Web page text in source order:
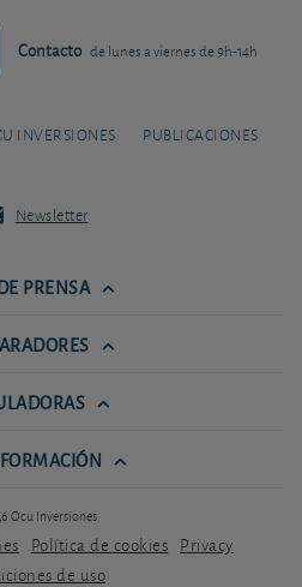
Contacto de lunes a viernes de 9h-14h
INVERSIONES PUBLICACIONES
Newsletter
PRENSA
Ocu Inversiones
Política de cookies Privacy
de uso